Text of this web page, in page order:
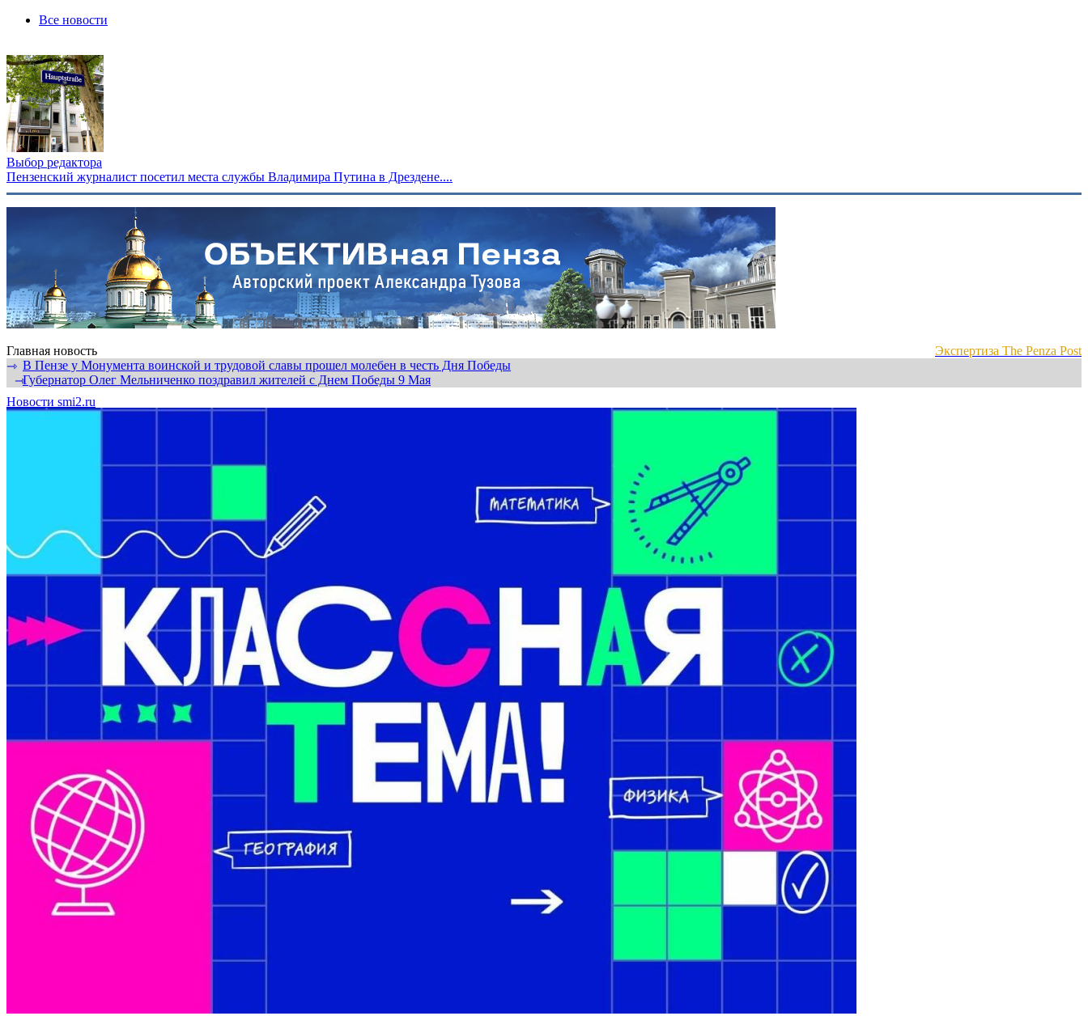
Все новости
Выбор редактора
Пензенский журналист посетил места службы Владимира Путина в Дрездене....
Главная новость
Экспертиза The Penza Post
⇾ В Пензе у Монумента воинской и трудовой славы прошел молебен в честь Дня Победы
⇾Губернатор Олег Мельниченко поздравил жителей с Днем Победы 9 Мая
Новости smi2.ru